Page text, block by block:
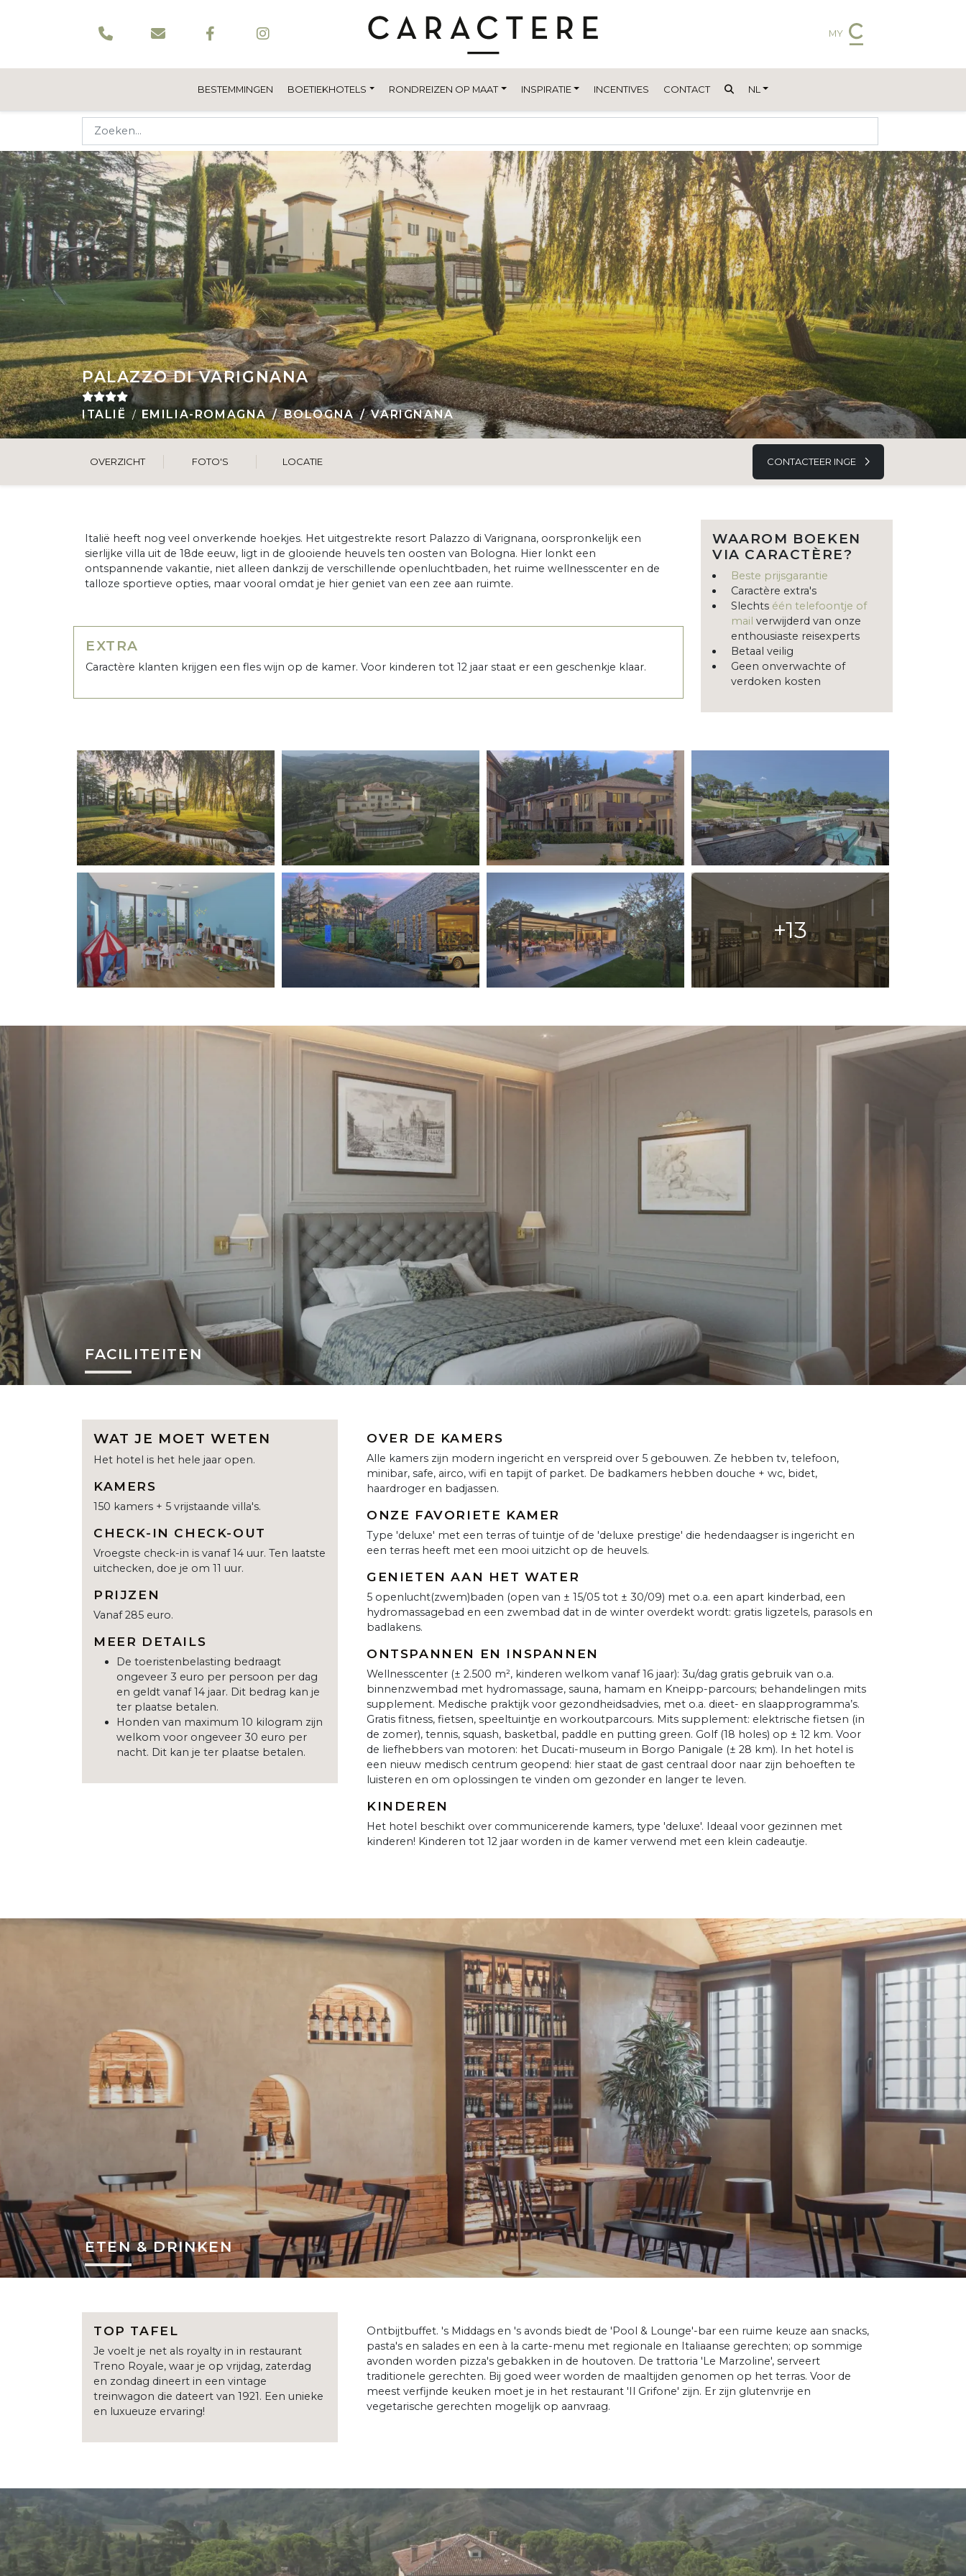
MY
BESTEMMINGEN BOETIEKHOTELS RONDREIZEN OP MAAT INSPIRATIE INCENTIVES CONTACT NL
PALAZZO DI VARIGNANA
ITALIË EMILIA-ROMAGNA BOLOGNA VARIGNANA
OVERZICHT FOTO'S LOCATIE CONTACTEER INGE
Italië heeft nog veel onverkende hoekjes. Het uitgestrekte resort Palazzo di Varignana, oorspronkelijk een
sierlijke villa uit de 18de eeuw, ligt in de glooiende heuvels ten oosten van Bologna. Hier lonkt een
ontspannende vakantie, niet alleen dankzij de verschillende openluchtbaden, het ruime wellnesscenter en de
talloze sportieve opties, maar vooral omdat je hier geniet van een zee aan ruimte.
EXTRA
Caractère klanten krijgen een fles wijn op de kamer. Voor kinderen tot 12 jaar staat er een geschenkje klaar.
WAAROM BOEKEN
VIA CARACTÈRE?
Beste prijsgarantie
Caractère extra's
Slechts één telefoontje of
mail verwijderd van onze
enthousiaste reisexperts
Betaal veilig
Geen onverwachte of
verdoken kosten
+13
FACILITEITEN
WAT JE MOET WETEN
Het hotel is het hele jaar open.
KAMERS
150 kamers + 5 vrijstaande villa's.
CHECK-IN CHECK-OUT
Vroegste check-in is vanaf 14 uur. Ten laatste
uitchecken, doe je om 11 uur.
PRIJZEN
Vanaf 285 euro.
MEER DETAILS
De toeristenbelasting bedraagt
ongeveer 3 euro per persoon per dag
en geldt vanaf 14 jaar. Dit bedrag kan je
ter plaatse betalen.
Honden van maximum 10 kilogram zijn
welkom voor ongeveer 30 euro per
nacht. Dit kan je ter plaatse betalen.
OVER DE KAMERS
Alle kamers zijn modern ingericht en verspreid over 5 gebouwen. Ze hebben tv, telefoon,
minibar, safe, airco, wifi en tapijt of parket. De badkamers hebben douche + wc, bidet,
haardroger en badjassen.
ONZE FAVORIETE KAMER
Type 'deluxe' met een terras of tuintje of de 'deluxe prestige' die hedendaagser is ingericht en
een terras heeft met een mooi uitzicht op de heuvels.
GENIETEN AAN HET WATER
5 openlucht(zwem)baden (open van ± 15/05 tot ± 30/09) met o.a. een apart kinderbad, een
hydromassagebad en een zwembad dat in de winter overdekt wordt: gratis ligzetels, parasols en
badlakens.
ONTSPANNEN EN INSPANNEN
Wellnesscenter (± 2.500 m², kinderen welkom vanaf 16 jaar): 3u/dag gratis gebruik van o.a.
binnenzwembad met hydromassage, sauna, hamam en Kneipp-parcours; behandelingen mits
supplement. Medische praktijk voor gezondheidsadvies, met o.a. dieet- en slaapprogramma’s.
Gratis fitness, fietsen, speeltuintje en workoutparcours. Mits supplement: elektrische fietsen (in
de zomer), tennis, squash, basketbal, paddle en putting green. Golf (18 holes) op ± 12 km. Voor
de liefhebbers van motoren: het Ducati-museum in Borgo Panigale (± 28 km). In het hotel is
een nieuw medisch centrum geopend: hier staat de gast centraal door naar zijn behoeften te
luisteren en om oplossingen te vinden om gezonder en langer te leven.
KINDEREN
Het hotel beschikt over communicerende kamers, type 'deluxe'. Ideaal voor gezinnen met
kinderen! Kinderen tot 12 jaar worden in de kamer verwend met een klein cadeautje.
ETEN & DRINKEN
TOP TAFEL
Je voelt je net als royalty in in restaurant
Treno Royale, waar je op vrijdag, zaterdag
en zondag dineert in een vintage
treinwagon die dateert van 1921. Een unieke
en luxueuze ervaring!
Ontbijtbuffet. 's Middags en 's avonds biedt de 'Pool & Lounge'-bar een ruime keuze aan snacks,
pasta's en salades en een à la carte-menu met regionale en Italiaanse gerechten; op sommige
avonden worden pizza's gebakken in de houtoven. De trattoria 'Le Marzoline', serveert
traditionele gerechten. Bij goed weer worden de maaltijden genomen op het terras. Voor de
meest verfijnde keuken moet je in het restaurant 'Il Grifone' zijn. Er zijn glutenvrije en
vegetarische gerechten mogelijk op aanvraag.